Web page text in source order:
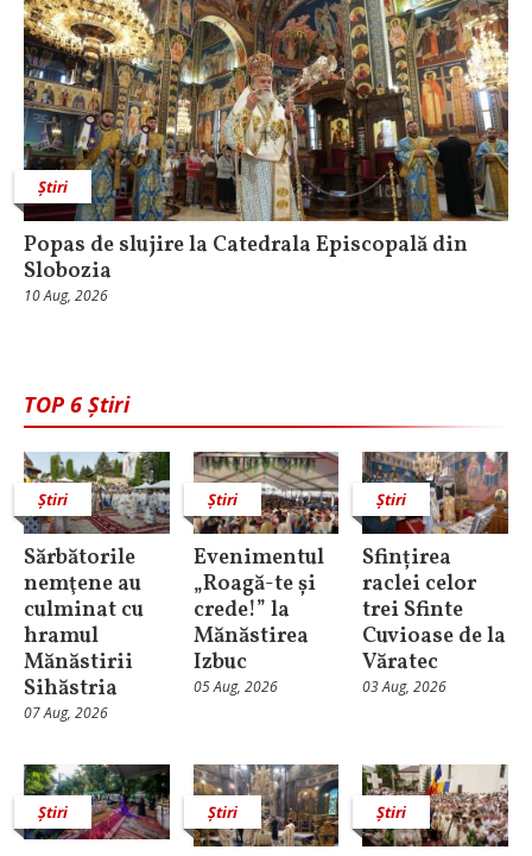
Știri
Popas de slujire la Catedrala Episcopală din
Slobozia
10 Aug, 2026
TOP 6 Știri
Știri
Sărbătorile
nemţene au
culminat cu
hramul
Mănăstirii
Sihăstria
07 Aug, 2026
Știri
Evenimentul
„Roagă-te și
crede!” la
Mănăstirea
Izbuc
05 Aug, 2026
Știri
Sfințirea
raclei celor
trei Sfinte
Cuvioase de la
Văratec
03 Aug, 2026
Știri Știri Știri